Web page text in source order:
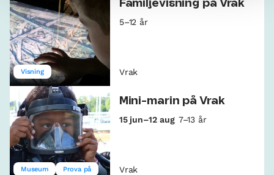
Visning
Familjevisning på Vrak
5–12 år
Vrak
Museum Prova på
Mini-marin på Vrak
15 jun–12 aug 7–13 år
Vrak